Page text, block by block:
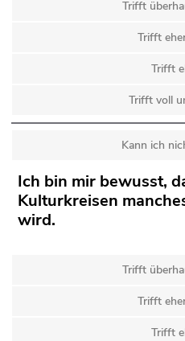
Trifft
Trifft
Trifft
Trifft voll
Kann ich
Ich bin mir bewusst,
Kulturkreisen
wird.
Trifft
Trifft
Trifft